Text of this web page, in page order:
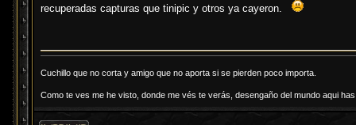
recuperadas capturas que tinipic y otros ya cayeron.
Cuchillo que no corta y amigo que no aporta si se pierden poco importa.
Como te ves me he visto, donde me vés te verás, desengaño del mundo aqui